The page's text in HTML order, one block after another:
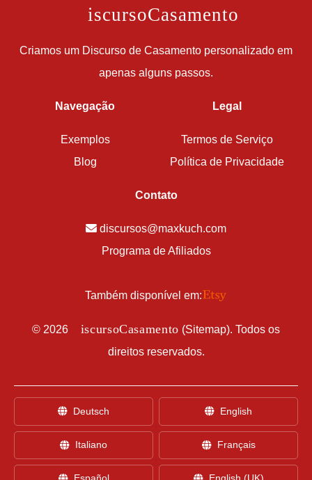
DiscursoCasamento
Criamos um Discurso de Casamento personalizado em
apenas alguns passos.
Navegação
Exemplos
Blog
Legal
Termos de Serviço
Política de Privacidade
Contato
discursos@maxkuch.com
Programa de Afiliados
Também disponível em:
©2026 iscursoCasamento (Sitemap). Todos os
direitos reservados.
Deutsch English
Italiano Français